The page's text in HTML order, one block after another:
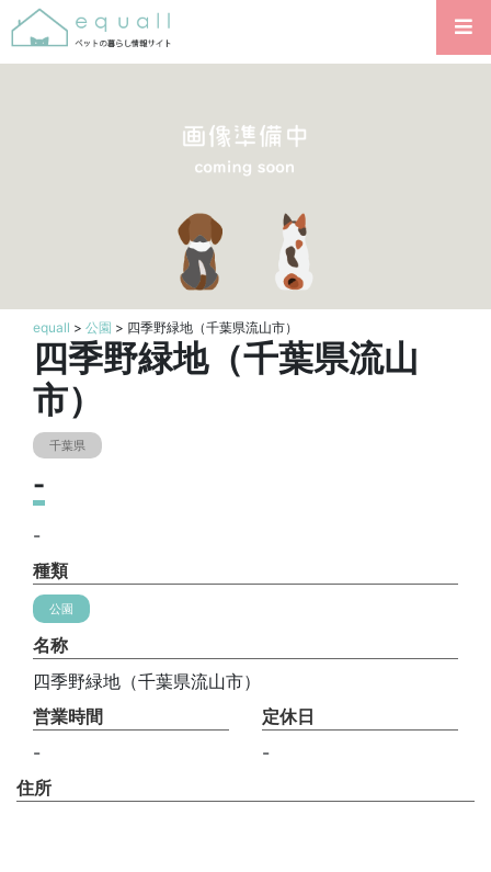
equall > 公園 > 四季野緑地（千葉県流山市）
四季野緑地（千葉県流山
市）
千葉県
-
-
種類
公園
名称
四季野緑地（千葉県流山市）
営業時間
-
定休日
-
住所